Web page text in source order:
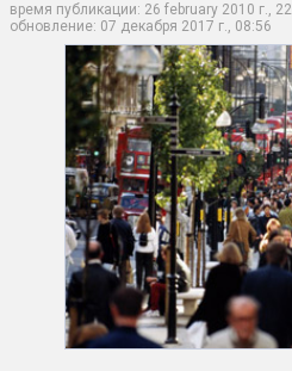
время публикации: 26 february 2010 г.,
обновление: 07 декабря 2017 г., 08:56